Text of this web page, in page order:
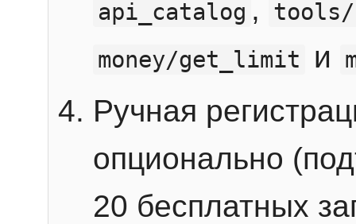
api_catalog ,
money/get_limit
и
Ручная
опционально
20 бесплатных